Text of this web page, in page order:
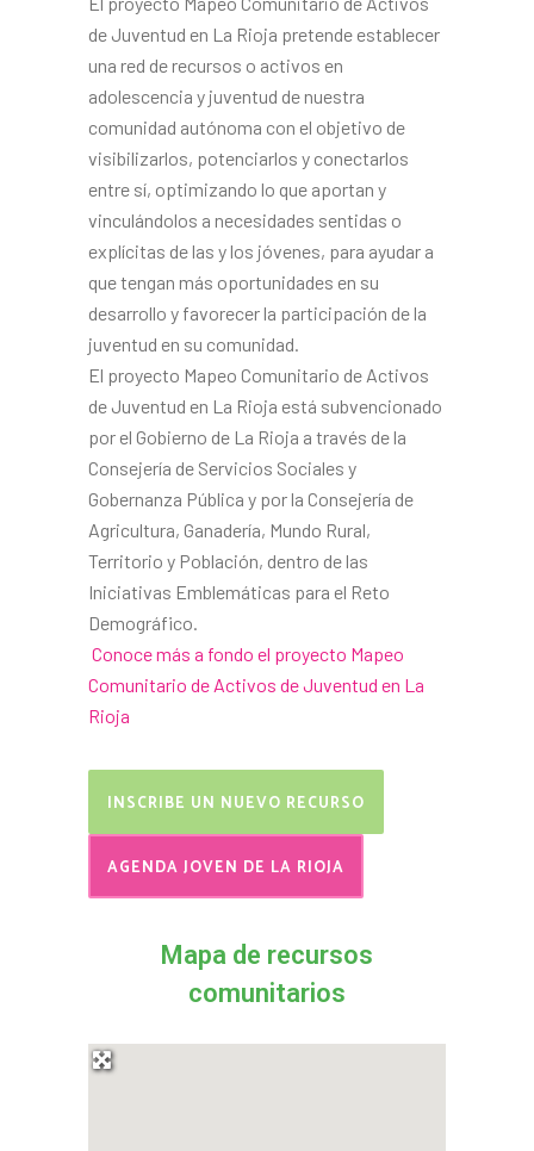
de Juventud en La Rioja pretende establecer
una red de recursos o activos en
adolescencia y juventud de nuestra
comunidad autónoma con el objetivo de
visibilizarlos, potenciarlos y conectarlos
entre sí, optimizando lo que aportan y
vinculándolos a necesidades sentidas o
explícitas de las y los jóvenes, para ayudar a
que tengan más oportunidades en su
desarrollo y favorecer la participación de la
juventud en su comunidad.
El proyecto Mapeo Comunitario de Activos
de Juventud en La Rioja está subvencionado
por el Gobierno de La Rioja a través de la
Consejería de Servicios Sociales y
Gobernanza Pública y por la Consejería de
Agricultura, Ganadería, Mundo Rural,
Territorio y Población, dentro de las
Iniciativas Emblemáticas para el Reto
Demográfico.
Conoce más a fondo el proyecto Mapeo
Comunitario de Activos de Juventud en La
Rioja
INSCRIBE UN NUEVO RECURSO
AGENDA JOVEN DE LA RIOJA
Mapa de recursos
comunitarios